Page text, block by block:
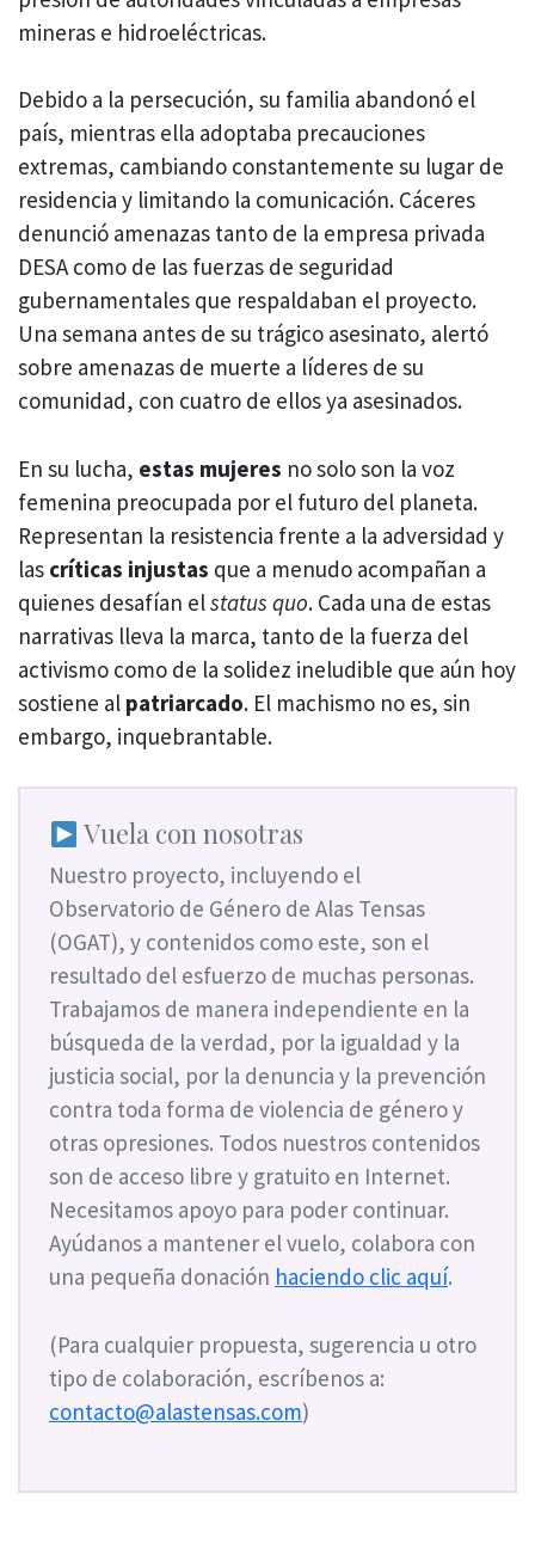
mineras e hidroeléctricas.
Debido a la persecución, su familia abandonó el
país, mientras ella adoptaba precauciones
extremas, cambiando constantemente su lugar de
residencia y limitando la comunicación. Cáceres
denunció amenazas tanto de la empresa privada
DESA como de las fuerzas de seguridad
gubernamentales que respaldaban el proyecto.
Una semana antes de su trágico asesinato, alertó
sobre amenazas de muerte a líderes de su
comunidad, con cuatro de ellos ya asesinados.
En su lucha, estas mujeres no solo son la voz
femenina preocupada por el futuro del planeta.
Representan la resistencia frente a la adversidad y
las críticas injustas que a menudo acompañan a
quienes desafían elstatus quo. Cada una de estas
narrativas lleva la marca, tanto de la fuerza del
activismo como de la solidez ineludible que aún hoy
sostiene al patriarcado. El machismo no es, sin
embargo, inquebrantable.
Vuela con nosotras
Nuestro proyecto, incluyendo el
Observatorio de Género de Alas Tensas
(OGAT), y contenidos como este, son el
resultado del esfuerzo de muchas personas.
Trabajamos de manera independiente en la
búsqueda de la verdad, por la igualdad y la
justicia social, por la denuncia y la prevención
contra toda forma de violencia de género y
otras opresiones. Todos nuestros contenidos
son de acceso libre y gratuito en Internet.
Necesitamos apoyo para poder continuar.
Ayúdanos a mantener el vuelo, colabora con
una pequeña donación haciendo clic aquí.
(Para cualquier propuesta, sugerencia u otro
tipo de colaboración, escríbenos a:
contacto@alastensas.com)